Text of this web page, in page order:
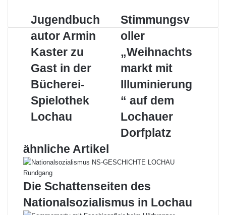
Jugendbuchautor
Armin
Kaster
zu
in
der
Bücherei-
Spielothek
Lochau
Jugendbuch
autor Armin
Kaster zu
Gast in der
Bücherei-
Spielothek
Lochau
Stimmungsvoller
„Weihnachtsmarkt
mit
Illuminierung“
auf
dem
Lochauer
Dorfplatz
Stimmungsv
oller
„Weihnachts
markt mit
Illuminierung
“ auf dem
Lochauer
Dorfplatz
ähnliche Artikel
Die Schattenseiten des
Nationalsozialismus in Lochau